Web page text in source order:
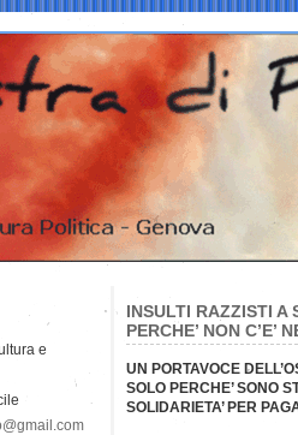
INSULTI RAZZISTI A
PERCHE’ NON C’E’
UN PORTAVOCE
SOLO PERCHE’ SONO
SOLIDARIETA’ PER
e